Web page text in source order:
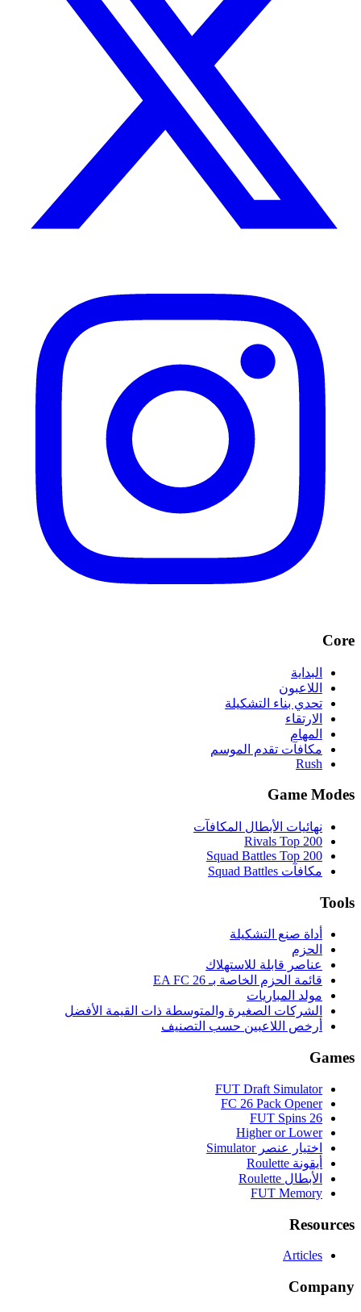
Core
البداية
اللاعبون
تحدي بناء التشكيلة
الارتقاء
المهام
مكافآت تقدم الموسم
Rush
Game Modes
نهائيات الأبطال المكافآت
Rivals Top 200
Squad Battles Top 200
مكافآت Squad Battles
Tools
أداة صنع التشكيلة
الحزم
عناصر قابلة للاستهلاك
قائمة الحزم الخاصة بـ EA FC 26
مولد المباريات
الشركات الصغيرة والمتوسطة ذات القيمة الأفضل
أرخص اللاعبين حسب التصنيف
Games
FUT Draft Simulator
FC 26 Pack Opener
FUT Spins 26
Higher or Lower
اختيار عنصر Simulator
أيقونة Roulette
الأبطال Roulette
FUT Memory
Resources
Articles
Company